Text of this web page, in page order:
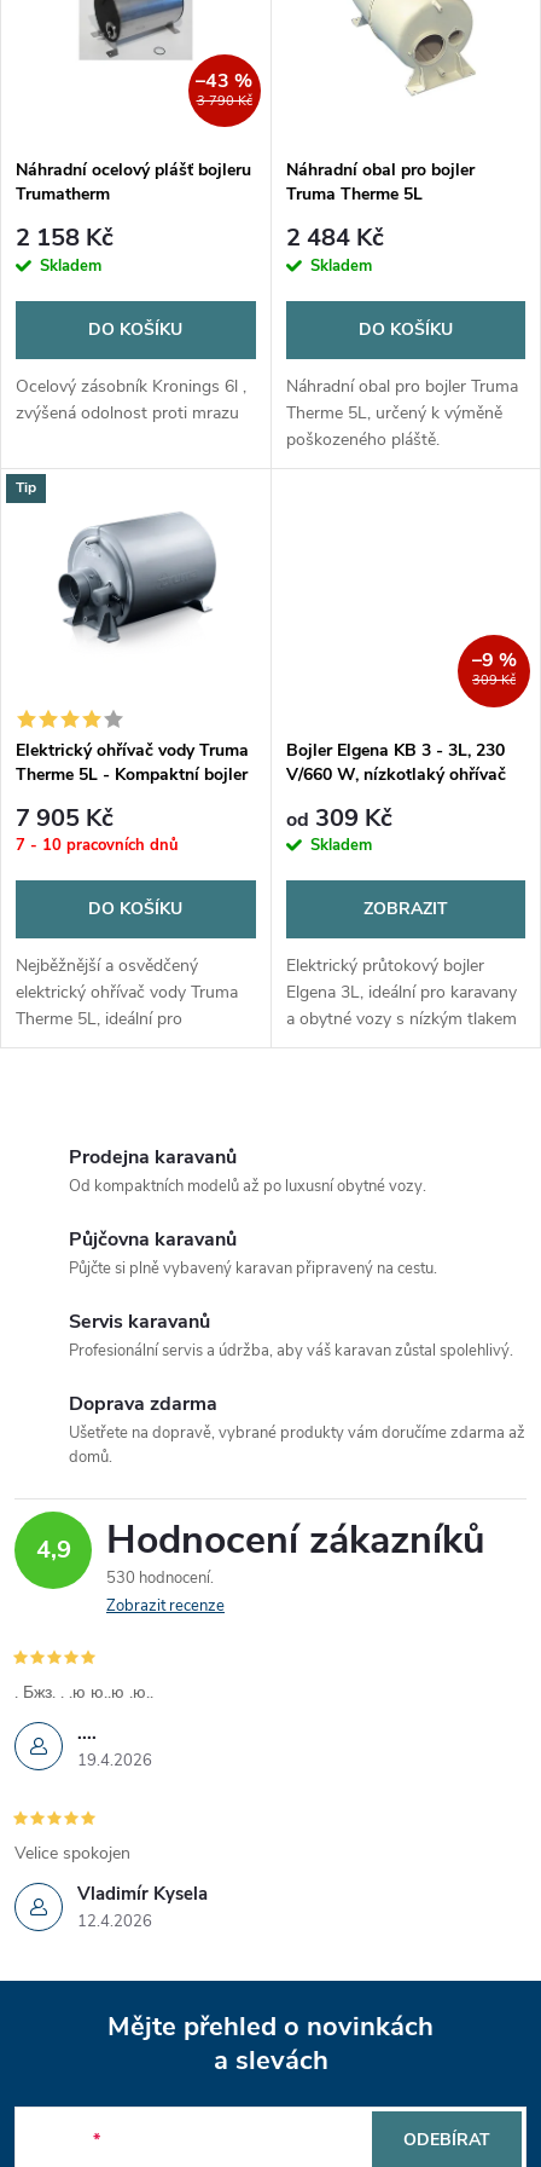
p
r
o
d
u
k
Abecedně
s
p
r
d
u
k
3 790 Kč
–43 %
Náhradní ocelový plášť bojleru
Trumatherm
2 158 Kč
Skladem
DO KOŠÍKU
Ocelový zásobník Kronings 6l ,
zvýšená odolnost proti mrazu
Náhradní obal pro bojler
Truma Therme 5L
2 484 Kč
Skladem
DO KOŠÍKU
Náhradní obal pro bojler Truma
Therme 5L, určený k výměně
poškozeného pláště.
Tip
Elektrický ohřívač vody Truma
Therme 5L - Kompaktní bojler
7 905 Kč
7 - 10 pracovních dnů
DO KOŠÍKU
Nejběžnější a osvědčený
elektrický ohřívač vody Truma
Therme 5L, ideální pro
karavany.
309 Kč
–9 %
Bojler Elgena KB 3 - 3L, 230
V/660 W, nízkotlaký ohřívač
od 309 Kč
Skladem
ZOBRAZIT
Elektrický průtokový bojler
Elgena 3L, ideální pro karavany
a obytné vozy s nízkým tlakem
vody.
p
r
k
y
v
ý
p
i
s
u
Prodejna karavanů
Od kompaktních modelů až po luxusní obytné vozy.
Půjčovna karavanů
Půjčte si plně vybavený karavan připravený na cestu.
Servis karavanů
Profesionální servis a údržba, aby váš karavan zůstal spolehlivý.
Doprava zdarma
Ušetřete na dopravě, vybrané produkty vám doručíme zdarma až
domů.
4,9 Hodnocení zákazníků
530 hodnocení
Zobrazit recenze
....
19.4.2026
. Бжз. . .ю ю..ю .ю..
Vladimír Kysela
12.4.2026
Velice spokojen
Mějte přehled o novinkách
a slevách
ODEBÍRAT